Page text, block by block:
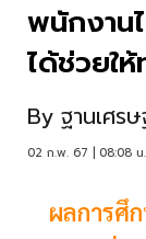
พนักงาน
ได้ช่วยใ
By ฐานเศร
02 ก.พ. 67 | 08:08 น.
ผลการศึ